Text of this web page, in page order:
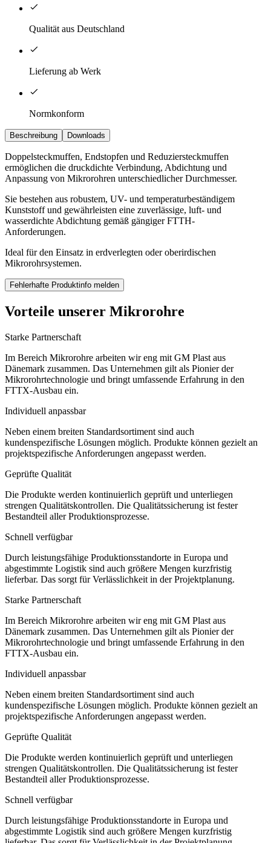
Qualität aus Deutschland
Lieferung ab Werk
Normkonform
Beschreibung Downloads
Doppelsteckmuffen, Endstopfen und Reduziersteckmuffen
ermöglichen die druckdichte Verbindung, Abdichtung und
Anpassung von Mikrorohren unterschiedlicher Durchmesser.
Sie bestehen aus robustem, UV- und temperaturbeständigem
Kunststoff und gewährleisten eine zuverlässige, luft- und
wasserdichte Abdichtung gemäß gängiger FTTH-
Anforderungen.
Ideal für den Einsatz in erdverlegten oder oberirdischen
Mikrorohrsystemen.
Fehlerhafte Produktinfo melden
Vorteile unserer Mikrorohre
Starke Partnerschaft
Im Bereich Mikrorohre arbeiten wir eng mit GM Plast aus
Dänemark zusammen. Das Unternehmen gilt als Pionier der
Mikrorohrtechnologie und bringt umfassende Erfahrung in den
FTTX-Ausbau ein.
Individuell anpassbar
Neben einem breiten Standardsortiment sind auch
kundenspezifische Lösungen möglich. Produkte können gezielt an
projektspezifische Anforderungen angepasst werden.
Geprüfte Qualität
Die Produkte werden kontinuierlich geprüft und unterliegen
strengen Qualitätskontrollen. Die Qualitätssicherung ist fester
Bestandteil aller Produktionsprozesse.
Schnell verfügbar
Durch leistungsfähige Produktionsstandorte in Europa und
abgestimmte Logistik sind auch größere Mengen kurzfristig
lieferbar. Das sorgt für Verlässlichkeit in der Projektplanung.
Starke Partnerschaft
Im Bereich Mikrorohre arbeiten wir eng mit GM Plast aus
Dänemark zusammen. Das Unternehmen gilt als Pionier der
Mikrorohrtechnologie und bringt umfassende Erfahrung in den
FTTX-Ausbau ein.
Individuell anpassbar
Neben einem breiten Standardsortiment sind auch
kundenspezifische Lösungen möglich. Produkte können gezielt an
projektspezifische Anforderungen angepasst werden.
Geprüfte Qualität
Die Produkte werden kontinuierlich geprüft und unterliegen
strengen Qualitätskontrollen. Die Qualitätssicherung ist fester
Bestandteil aller Produktionsprozesse.
Schnell verfügbar
Durch leistungsfähige Produktionsstandorte in Europa und
abgestimmte Logistik sind auch größere Mengen kurzfristig